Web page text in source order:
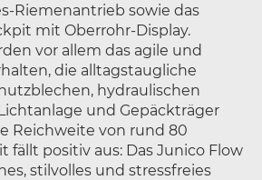
Riemenantrieb sowie das
mit Oberrohr-Display.
vor allem das agile und
die alltagstaugliche
hydraulischen
und Gepäckträger
Reichweite von rund 80
fällt positiv aus: Das Junico Flow
stilvolles und stressfreies